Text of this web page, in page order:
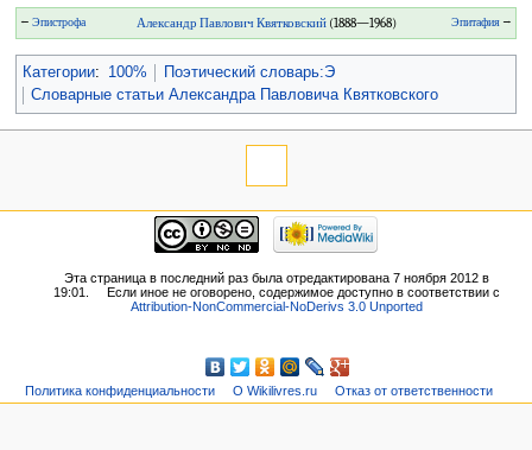
← Эпистрофа Александр Павлович Квятковский(1888—1968) Эпитафия→
Категории: 100%
Поэтический словарь:Э
Словарные статьи Александра Павловича Квятковского
Эта страница в последний раз была отредактирована 7 ноября 2012 в
19:01.
Если иное не оговорено, содержимое доступно в соответствии с
Attribution-NonCommercial-NoDerivs 3.0 Unported
Политика конфиденциальности О Wikilivres.ru Отказ от ответственности